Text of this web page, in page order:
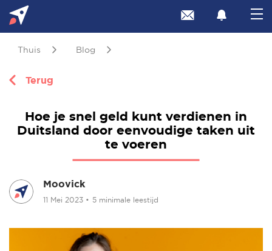
Thuis Blog
Terug
Hoe je snel geld kunt verdienen in
Duitsland door eenvoudige taken uit
te voeren
Moovick
11 Mei 2023 • 5 minimale leestijd